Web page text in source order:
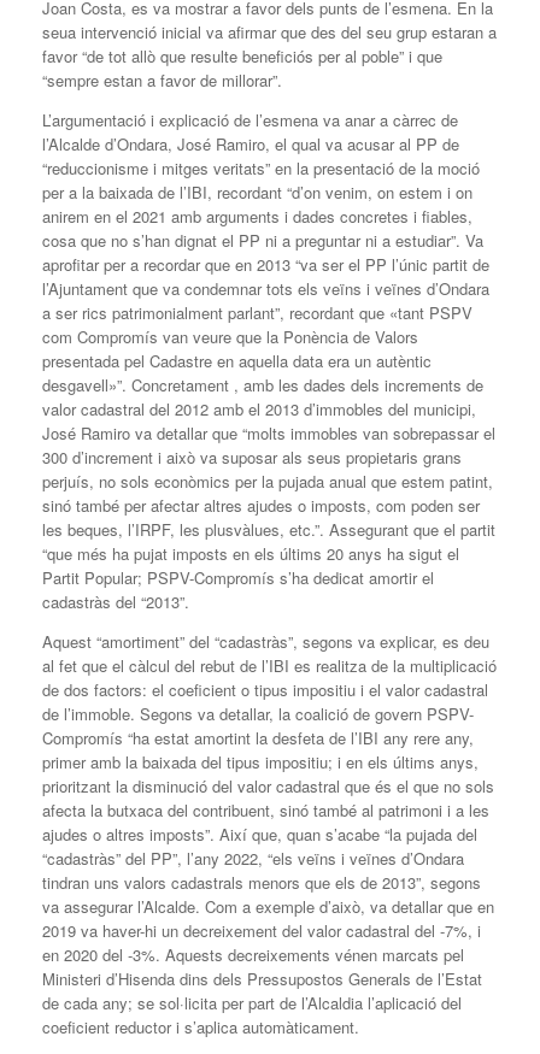
Joan Costa, es va mostrar a favor dels punts de l’esmena. En la
seua intervenció inicial va afirmar que des del seu grup estaran a
favor “de tot allò que resulte beneficiós per al poble” i que
“sempre estan a favor de millorar”.
L’argumentació i explicació de l’esmena va anar a càrrec de
l’Alcalde d’Ondara, José Ramiro, el qual va acusar al PP de
“reduccionisme i mitges veritats” en la presentació de la moció
per a la baixada de l’IBI, recordant “d’on venim, on estem i on
anirem en el 2021 amb arguments i dades concretes i fiables,
cosa que no s’han dignat el PP ni a preguntar ni a estudiar”. Va
aprofitar per a recordar que en 2013 “va ser el PP l’únic partit de
l’Ajuntament que va condemnar tots els veïns i veïnes d’Ondara
a ser rics patrimonialment parlant”, recordant que «tant PSPV
com Compromís van veure que la Ponència de Valors
presentada pel Cadastre en aquella data era un autèntic
desgavell»”. Concretament , amb les dades dels increments de
valor cadastral del 2012 amb el 2013 d’immobles del municipi,
José Ramiro va detallar que “molts immobles van sobrepassar el
300 d’increment i això va suposar als seus propietaris grans
perjuís, no sols econòmics per la pujada anual que estem patint,
sinó també per afectar altres ajudes o imposts, com poden ser
les beques, l’IRPF, les plusvàlues, etc.”. Assegurant que el partit
“que més ha pujat imposts en els últims 20 anys ha sigut el
Partit Popular; PSPV-Compromís s’ha dedicat amortir el
cadastràs del “2013”.
Aquest “amortiment” del “cadastràs”, segons va explicar, es deu
al fet que el càlcul del rebut de l’IBI es realitza de la multiplicació
de dos factors: el coeficient o tipus impositiu i el valor cadastral
de l’immoble. Segons va detallar, la coalició de govern PSPV-
Compromís “ha estat amortint la desfeta de l’IBI any rere any,
primer amb la baixada del tipus impositiu; i en els últims anys,
prioritzant la disminució del valor cadastral que és el que no sols
afecta la butxaca del contribuent, sinó també al patrimoni i a les
ajudes o altres imposts”. Així que, quan s’acabe “la pujada del
“cadastràs” del PP”, l’any 2022, “els veïns i veïnes d’Ondara
tindran uns valors cadastrals menors que els de 2013”, segons
va assegurar l’Alcalde. Com a exemple d’això, va detallar que en
2019 va haver-hi un decreixement del valor cadastral del -7%, i
en 2020 del -3%. Aquests decreixements vénen marcats pel
Ministeri d’Hisenda dins dels Pressupostos Generals de l’Estat
de cada any; se sol·licita per part de l’Alcaldia l’aplicació del
coeficient reductor i s’aplica automàticament.